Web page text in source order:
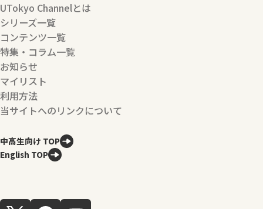
UTokyo Channelとは
シリーズ一覧
コンテンツ一覧
特集・コラム一覧
お知らせ
マイリスト
利用方法
当サイトへのリンクについて
中高生向け TOP
English TOP